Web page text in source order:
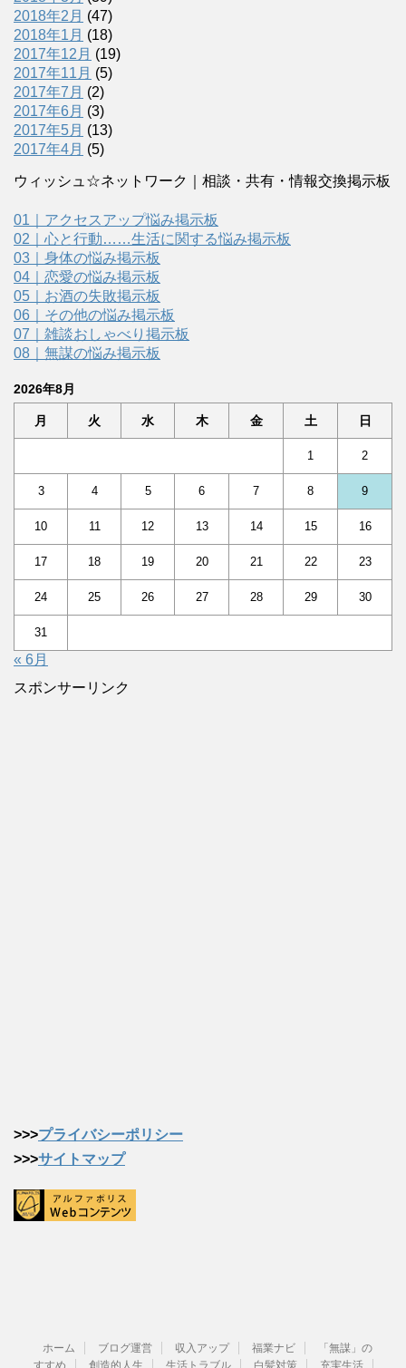
2018年2月 (47)
2018年1月 (18)
2017年12月 (19)
2017年11月 (5)
2017年7月 (2)
2017年6月 (3)
2017年5月 (13)
2017年4月 (5)
ウィッシュ☆ネットワーク｜相談・共有・情報交換掲示板
01｜アクセスアップ悩み掲示板
02｜心と行動……生活に関する悩み掲示板
03｜身体の悩み掲示板
04｜恋愛の悩み掲示板
05｜お酒の失敗掲示板
06｜その他の悩み掲示板
07｜雑談おしゃべり掲示板
08｜無謀の悩み掲示板
2026年8月
月 火 水 木 金 土 日
1 2
3 4 5 6 7 8 9
10 11 12 13 14 15 16
17 18 19 20 21 22 23
24 25 26 27 28 29 30
31
« 6月
スポンサーリンク
>>>プライバシーポリシー
>>>サイトマップ
ホーム ブログ運営 収入アップ 福業ナビ
「無謀」の
すすめ
創造的人生 生活トラブル 白髪対策 充実生活